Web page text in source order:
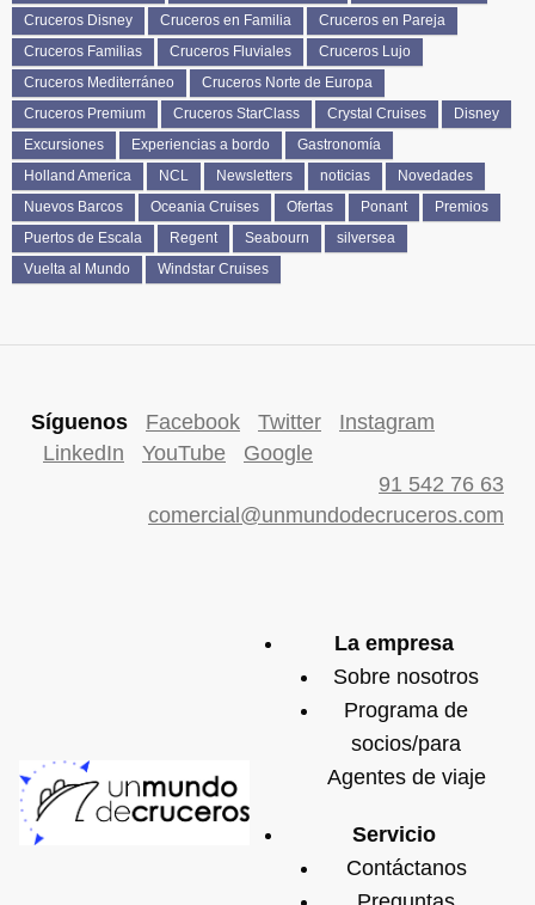
Cruceros Disney
Cruceros en Familia
Cruceros en Pareja
Cruceros Familias
Cruceros Fluviales
Cruceros Lujo
Cruceros Mediterráneo
Cruceros Norte de Europa
Cruceros Premium
Cruceros StarClass Crystal Cruises
Disney
Excursiones
Experiencias a bordo
Gastronomía
Holland America
NCL Newsletters noticias
Novedades
Nuevos Barcos
Oceania Cruises Ofertas Ponant
Premios
Puertos de Escala
Regent Seabourn
silversea
Vuelta al Mundo
Windstar Cruises
Síguenos Facebook Twitter
Instagram
LinkedIn
YouTube
Google
91 542 76 63
comercial@unmundodecruceros.com
La empresa
Sobre nosotros
Programa de
socios/para
Agentes de viaje
Servicio
Contáctanos